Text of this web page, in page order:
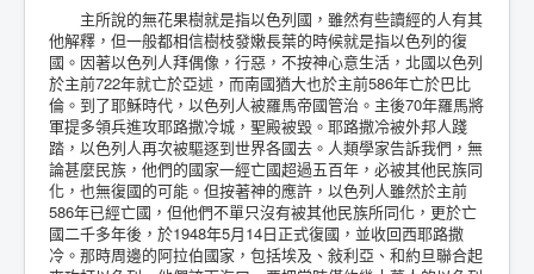
主所說的無花果樹就是指以色列國，雖然有些讀經的人有其
他解釋，但一般都相信樹枝發嫩長葉的時候就是指以色列的復
國。因著以色列人拜偶像，行惡，不按神心意生活，北國以色列
於主前722年就亡於亞述，而南國猶大也於主前586年亡於巴比
倫。到了耶穌時代，以色列人被羅馬帝國管治。主後70年羅馬將
軍提多領兵進攻耶路撒冷城，聖殿被毀。耶路撒冷被外邦人踐
踏，以色列人再次被驅逐到世界各國去。人類學家告訴我們，無
論甚麼民族，他們的國家一經亡國超過五百年，必被其他民族同
化，也無復國的可能。但按著神的應許，以色列人雖然於主前
586年已經亡國，但他們不單只沒有被其他民族所同化，更於亡
國二千多年後，於1948年5月14日正式復國，並收回西耶路撒
冷。那時周邊的阿拉伯國家，包括埃及、敍利亞、和約旦聯合起